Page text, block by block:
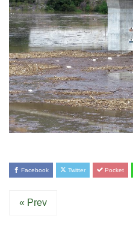
Facebook Twitter Pocket
« Prev